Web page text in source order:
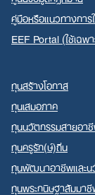
คู่มือหรือแนวทางกา
EEF Portal (ใช้เฉพ
ทุนสร้างโอกาส
ทุนเสมอภาค
ทุนนวัตกรรมสายอา
ทุนครูรัก(ษ์)ถิ่น
ทุนพัฒนาอาชีพและน
ทุนพระกนิษฐาสัมมา